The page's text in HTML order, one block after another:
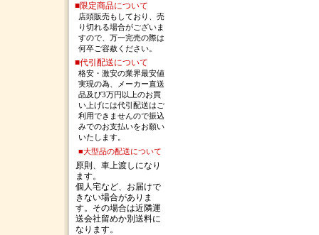
■限定商品について
店頭販売もしており、売
り切れる場合がございま
すので、万一完売の際は
何卒ご容赦ください。
■代引配送について
格安・激安の業界最安値
実現の為、メーカー直送
品及び3万円以上のお買
い上げには代引配送はご
利用できませんので振込
みでのお支払いをお願い
いたします。
■大型品の配送について
原則、車上渡しになり
ます。
個人宅など、お届けで
きない場合がありま
す。その場合は近隣運
送会社留めか別送料に
なります。